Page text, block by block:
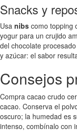
Snacks y
Usa nibs como topping
yogur para un crujido
del chocolate
y azúcar: el sabor
Consejos
Compra cacao crudo
cacao. Conserva el
oscuro; la humedad es
intenso, combínalo con